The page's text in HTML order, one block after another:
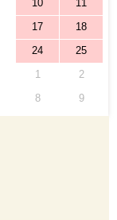
10 11
17 18
24 25
1
2
8 9